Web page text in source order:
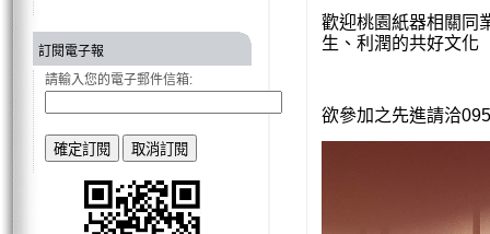
歡迎桃園紙器相關同
生、利潤的共好文化
欲參加之先進請洽
訂閱電子報
請輸入您的電子郵件信箱: